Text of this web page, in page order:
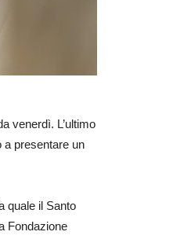
venerdì. L’ultimo
a presentare un
quale il Santo
Fondazione